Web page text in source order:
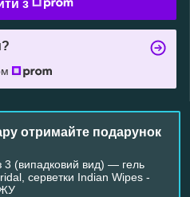
з
отримайте подарунок
(випадковий вид) — гель
серветки Indian Wipes -